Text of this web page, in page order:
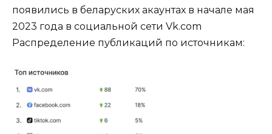
появились в беларуских акаунтах в начале мая
2023 года в социальной сети Vk.com
Распределение публикаций по источникам: